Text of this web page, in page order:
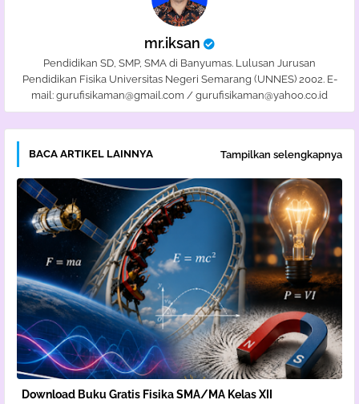
mr.iksan
Pendidikan SD, SMP, SMA di Banyumas. Lulusan Jurusan
Pendidikan Fisika Universitas Negeri Semarang (UNNES) 2002. E-
mail: gurufisikaman@gmail.com / gurufisikaman@yahoo.co.id
BACA ARTIKEL LAINNYA Tampilkan selengkapnya
Download Buku Gratis Fisika SMA/MA Kelas XII